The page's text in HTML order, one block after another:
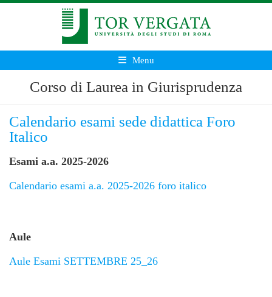
Menu
Corso di Laurea in Giurisprudenza
Calendario esami sede didattica Foro
Italico
Esami a.a. 2025-2026
Calendario esami a.a. 2025-2026 foro italico
Aule
Aule Esami SETTEMBRE 25_26